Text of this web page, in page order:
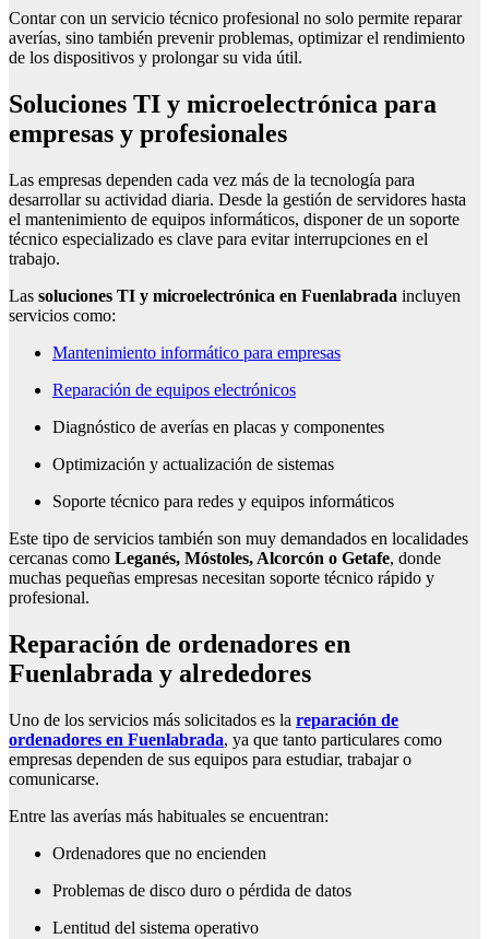
Contar con un servicio técnico profesional no solo permite reparar
averías, sino también prevenir problemas, optimizar el rendimiento
de los dispositivos y prolongar su vida útil.
Soluciones TI y microelectrónica para
empresas y profesionales
Las empresas dependen cada vez más de la tecnología para
desarrollar su actividad diaria. Desde la gestión de servidores hasta
el mantenimiento de equipos informáticos, disponer de un soporte
técnico especializado es clave para evitar interrupciones en el
trabajo.
Las soluciones TI y microelectrónica en Fuenlabrada incluyen
servicios como:
Mantenimiento informático para empresas
Reparación de equipos electrónicos
Diagnóstico de averías en placas y componentes
Optimización y actualización de sistemas
Soporte técnico para redes y equipos informáticos
Este tipo de servicios también son muy demandados en localidades
cercanas como Leganés, Móstoles, Alcorcón o Getafe, donde
muchas pequeñas empresas necesitan soporte técnico rápido y
profesional.
Reparación de ordenadores en
Fuenlabrada y alrededores
Uno de los servicios más solicitados es la reparación de
ordenadores en Fuenlabrada, ya que tanto particulares como
empresas dependen de sus equipos para estudiar, trabajar o
comunicarse.
Entre las averías más habituales se encuentran:
Ordenadores que no encienden
Problemas de disco duro o pérdida de datos
Lentitud del sistema operativo